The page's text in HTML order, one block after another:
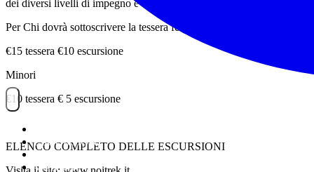
ESCURSIONI
GIORNALIERI
VIAGGI
dei diversi livelli di impegno e difficoltà delle escursioni.
Per Chi dovrà sottoscrivere la tessera federtrek
€15 tessera €10 escursione
Minori
€10 tessera € 5 escursione
ELENCO COMPLETO DELLE ESCURSIONI